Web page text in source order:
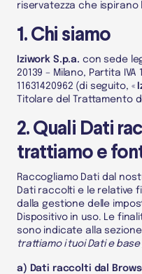
riservatezza che ispirano
1. Chi siamo
Iziwork S.p.a. con sede
20139 – Milano, Partita IVA
11631420962 (di seguito, «
Titolare del Trattamento
2. Quali Dati
trattiamo e
Raccogliamo Dati dal
Dati raccolti e le relative
dalla gestione delle
Dispositivo in uso. Le
sono indicate alla sezione
trattiamo i tuoi Dati e
a) Dati raccolti dal